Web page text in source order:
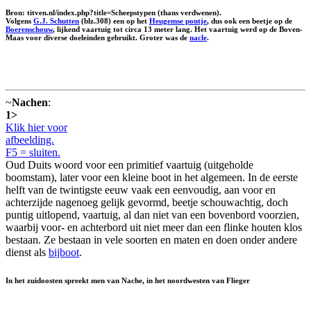
Bron: titven.nl/index.php?title=Scheepstypen (thans verdwenen).
Volgens G.J. Schutten (blz.308) een op het Heugemse pontje, dus ook een beetje op de
Boerenschouw, lijkend vaartuig tot circa 13 meter lang. Het vaartuig werd op de Boven-
Maas voor diverse doeleinden gebruikt. Groter was de nacle.
~Nachen:
1>
Klik hier voor
afbeelding.
F5 = sluiten.
Oud Duits woord voor een primitief vaartuig (uitgeholde
boomstam), later voor een kleine boot in het algemeen. In de eerste
helft van de twintigste eeuw vaak een eenvoudig, aan voor en
achterzijde nagenoeg gelijk gevormd, beetje schouwachtig, doch
puntig uitlopend, vaartuig, al dan niet van een bovenbord voorzien,
waarbij voor- en achterbord uit niet meer dan een flinke houten klos
bestaan. Ze bestaan in vele soorten en maten en doen onder andere
dienst als bijboot.
In het zuidoosten spreekt men van Nache, in het noordwesten van Flieger